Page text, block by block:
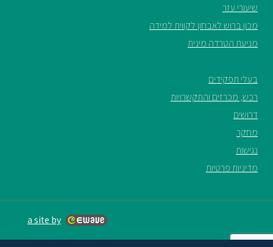
שיעורי עזר
מכון ברוש לאבחון לקווית למידה
מניעת הטרדה מינית
בעלי תפקידים
רכש, מכרזים והתקשרויות
דרושים
מחקר
נגישות
מדיניות פרטיות
a site by